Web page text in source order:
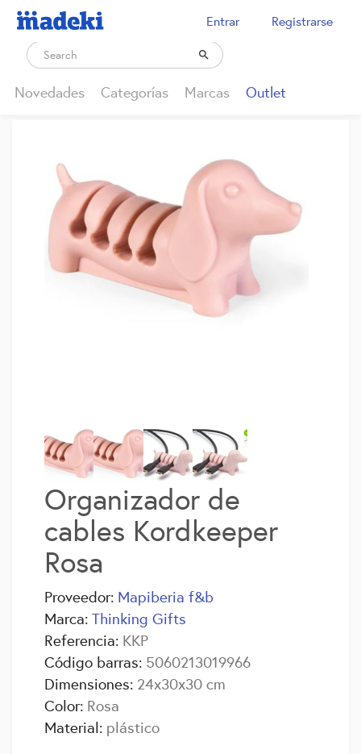
Entrar Registrarse

Novedades Categorías Marcas Outlet
Organizador de
cables Kordkeeper
Rosa
Proveedor: Mapiberia f&b
Marca: Thinking Gifts
Referencia: KKP
Código barras: 5060213019966
Dimensiones: 24x30x30 cm
Color: Rosa
Material: plástico